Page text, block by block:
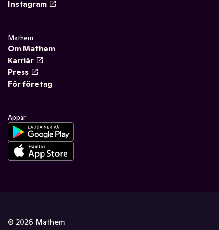
Instagram
Mathem
Om Mathem
Karriär
Press
För företag
Appar
© 2026 Mathem